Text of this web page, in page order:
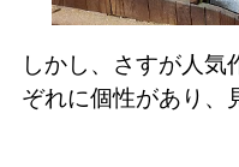
しかし、さすが人気
ぞれに個性があり、